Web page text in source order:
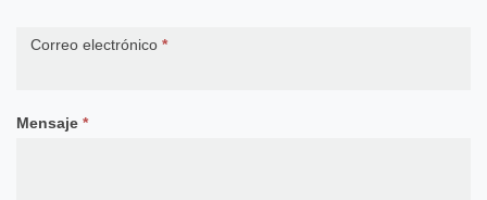
Correo electrónico *
Mensaje *